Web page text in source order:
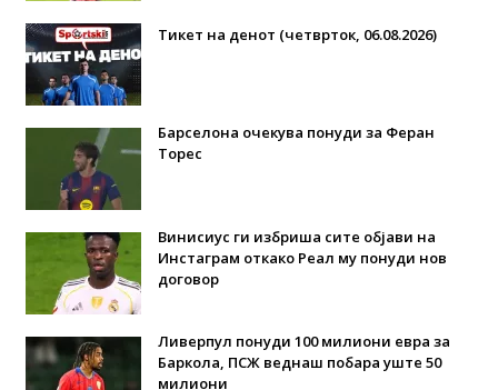
Тикет на денот (четврток, 06.08.2026)
Барселона очекува понуди за Феран
Торес
Винисиус ги избриша сите објави на
Инстаграм откако Реал му понуди нов
договор
Ливерпул понуди 100 милиони евра за
Баркола, ПСЖ веднаш побара уште 50
милиони